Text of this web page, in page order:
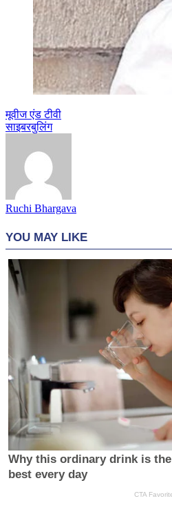
मूवीज एंड टीवी
साइबरबुलिंग
Ruchi Bhargava